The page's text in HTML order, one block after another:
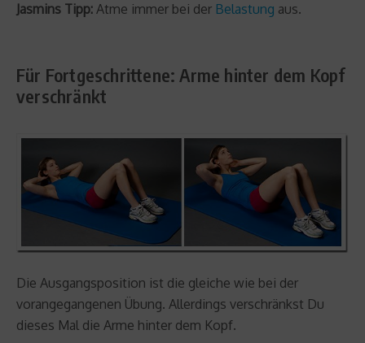
Jasmins Tipp: Atme immer bei der Belastung aus.
Für Fortgeschrittene: Arme hinter dem Kopf
verschränkt
Die Ausgangsposition ist die gleiche wie bei der
vorangegangenen Übung. Allerdings verschränkst Du
dieses Mal die Arme hinter dem Kopf.